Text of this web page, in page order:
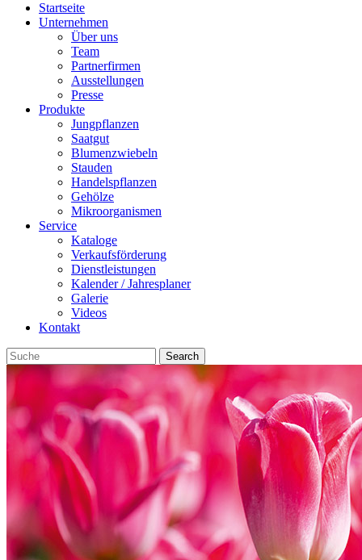
Startseite
Unternehmen
Über uns
Team
Partnerfirmen
Ausstellungen
Presse
Produkte
Jungpflanzen
Saatgut
Blumenzwiebeln
Stauden
Handelspflanzen
Gehölze
Mikroorganismen
Service
Kataloge
Verkaufsförderung
Dienstleistungen
Kalender / Jahresplaner
Galerie
Videos
Kontakt